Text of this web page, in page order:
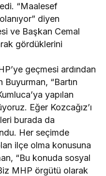
“Maalesef
diyen
ve Başkan Cemal
gördüklerini
geçmesi ardından
“Bartın
yapılan
Eğer Kozcağız’ı
burada da
Her seçimde
ilçe olma konusuna
“Bu konuda sosyal
MHP örgütü olarak